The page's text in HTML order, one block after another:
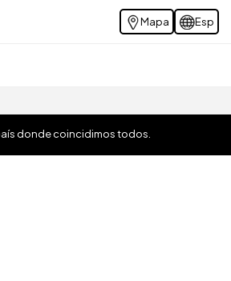
Mapa Esp
donde coincidimos todos.